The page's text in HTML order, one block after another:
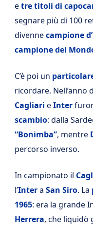
etre titoli di
segnare più di 100
divennecampione
campione del
C’è poi un
ricordare. Nell’anno
Cagliari eInter
scambio: dalla
“Bonimba”, mentre
percorso inverso.
In campionato il
l’Intera San Siro. La
1965: era la grande
Herrera, che liquidò